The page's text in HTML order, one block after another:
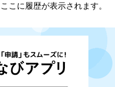
こに履歴が表示されます。